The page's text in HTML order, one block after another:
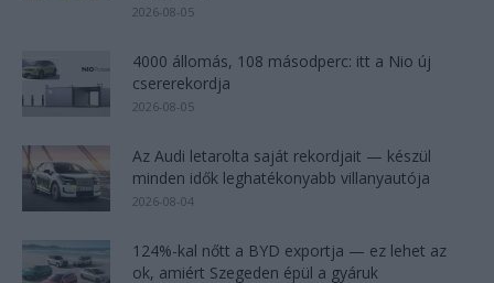
2026-08-05
4000 állomás, 108 másodperc: itt a Nio új
csererekordja
2026-08-05
Az Audi letarolta saját rekordjait — készül
minden idők leghatékonyabb villanyautója
2026-08-04
124%-kal nőtt a BYD exportja — ez lehet az
ok, amiért Szegeden épül a gyáruk